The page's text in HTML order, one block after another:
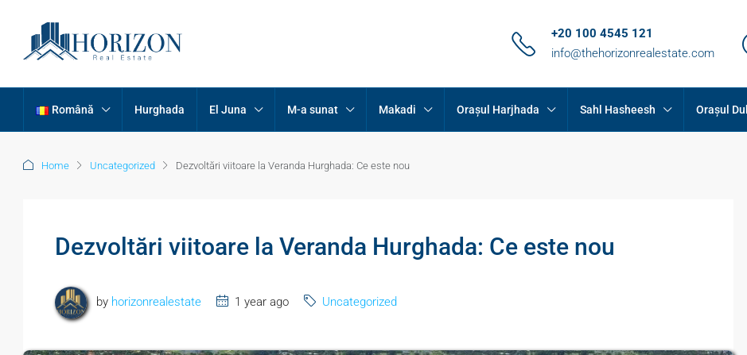
+20 100 4545 121
info@thehorizonrealestate.com
Română Hurghada El Juna M-a sunat Makadi Orașul Harjhada Sahl Hasheesh Orașul
Home Uncategorized Dezvoltări viitoare la Veranda Hurghada: Ce este nou
Dezvoltări viitoare la Veranda Hurghada: Ce este nou
by horizonrealestate 1 year ago Uncategorized